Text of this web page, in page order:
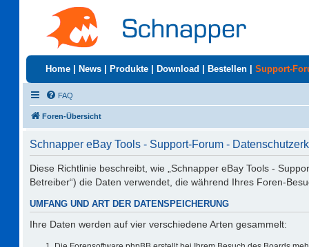
Home News Produkte Download Bestellen Support-
FAQ
Foren-Übersicht
Schnapper eBay Tools - Support-Forum -
Diese Richtlinie beschreibt, wie „Schnapper eBay Tools -
Betreiber“) die Daten verwendet, die während Ihres Foren-
UMFANG UND ART DER DATENSPEICHERUNG
Ihre Daten werden auf vier verschiedene Arten gesammelt: